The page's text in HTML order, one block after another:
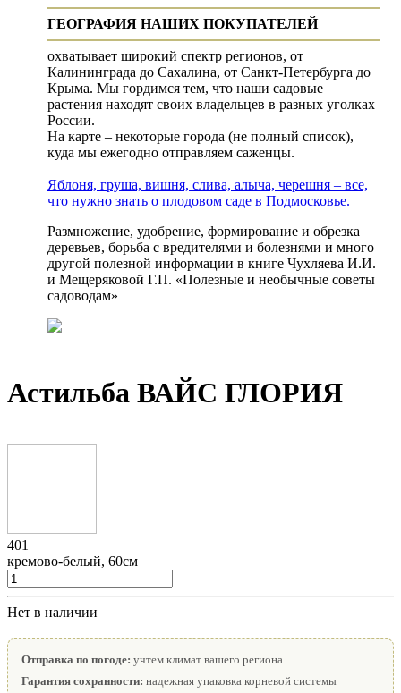
ГЕОГРАФИЯ НАШИХ ПОКУПАТЕЛЕЙ
охватывает широкий спектр регионов, от
Калининграда до Сахалина, от Санкт-Петербурга до
Крыма. Мы гордимся тем, что наши садовые
растения находят своих владельцев в разных уголках
России.
На карте – некоторые города (не полный список),
куда мы ежегодно отправляем саженцы.
Яблоня, груша, вишня, слива, алыча, черешня – все,
что нужно знать о плодовом саде в Подмосковье.
Размножение, удобрение, формирование и обрезка
деревьев, борьба с вредителями и болезнями и много
другой полезной информации в книге Чухляева И.И.
и Мещеряковой Г.П. «Полезные и необычные советы
садоводам»
Астильба ВАЙС ГЛОРИЯ
401
кремово-белый, 60см
Нет в наличии
Отправка по погоде: учтем климат вашего региона
Гарантия сохранности: надежная упаковка корневой системы